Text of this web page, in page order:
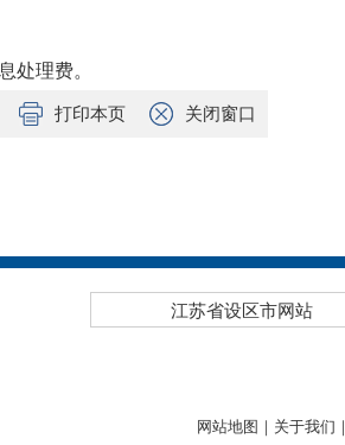
理费。
打印本页 关闭窗口
江苏省设区市网站
网站地图｜ 关于我们｜